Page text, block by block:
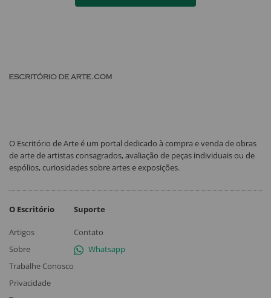
O Escritório de Arte é um portal dedicado à compra e venda de obras
de arte de artistas consagrados, avaliação de peças individuais ou de
espólios, curiosidades sobre artes e exposições.
O Escritório
Artigos
Sobre
Trabalhe Conosco
Privacidade
Suporte
Contato
Whatsapp